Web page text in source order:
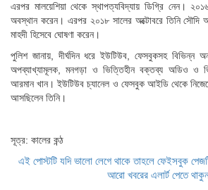
এরপর মালয়েশিয়া থেকে স্থাপত্যবিদ্যায় ডিগ্রি নেন।
অবস্থান করেন। এরপর ২০১৮ সালের অক্টোবরে তিনি সৌদি
মাহদী হিসেবে ঘোষণা করেন।
পুলিশ জানায়, দীর্ঘদিন ধরে ইউটিউব, ফেসবুকসহ বিভিন্ন
অপব্যাখ্যামূলক, মনগড়া ও ভিত্তিহীন বক্তব্য অডিও ও
আরমান খান। ইউটিউব চ্যানেল ও ফেসবুক আইডি থেকে
আসছিলেন তিনি।
সূত্র: কালের কন্ঠ
এই পোস্টটি যদি ভালো লেগে থাকে তাহলে ফেইসবুক
আরো খবরের এলার্ট পেতে